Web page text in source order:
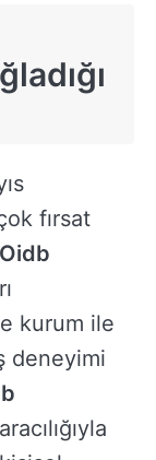
fırsat
Oidb
kurum ile
deneyimi